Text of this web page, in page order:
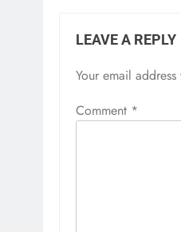
LEAVE A REPLY
Your email
Comment *